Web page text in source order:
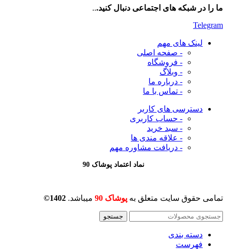
ما را در شبکه های اجتماعی دنبال کنید...
Telegram
لینک های مهم
- صفحه اصلی
- فروشگاه
- وبلاگ
- درباره ما
- تماس با ما
دسترسی های کاربر
- حساب کاربری
- سبد خرید
- علاقه مندی ها
- دریافت مشاوره مهم
نماد اعتماد پوشاک 90
تمامی حقوق سایت متعلق به پوشاک 90 میباشد. 1402©
جستجو
دسته بندی
فهرست